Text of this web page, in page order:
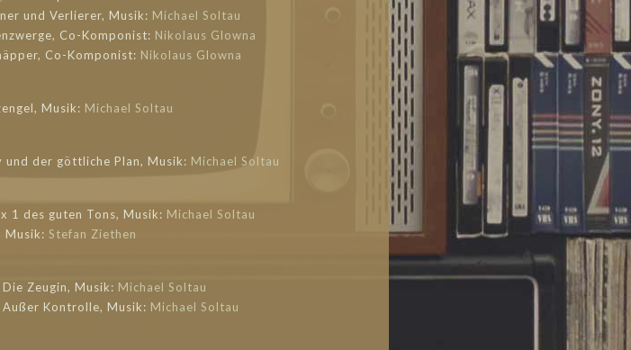
und Verlierer, Musik: Michael Soltau
Co-Komponist: Nikolaus Glowna
Co-Komponist: Nikolaus Glowna
Musik: Michael Soltau
und der göttliche Plan, Musik: Michael Soltau
1 des guten Tons, Musik: Michael Soltau
Musik: Stefan Ziethen
Die Zeugin, Musik: Michael Soltau
Außer Kontrolle, Musik: Michael Soltau